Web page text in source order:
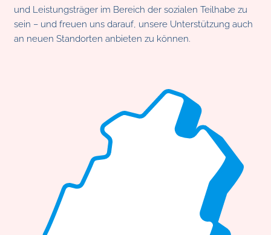
und Leistungsträger im Bereich der sozialen Teilhabe zu
sein – und freuen uns darauf, unsere Unterstützung auch
an neuen Standorten anbieten zu können.